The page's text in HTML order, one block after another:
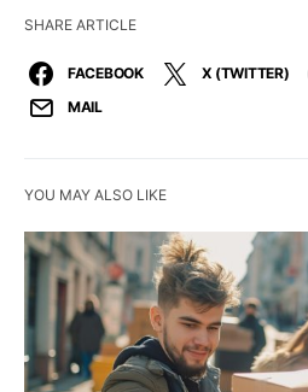
SHARE ARTICLE
FACEBOOK X (TWITTER)
MAIL
YOU MAY ALSO LIKE